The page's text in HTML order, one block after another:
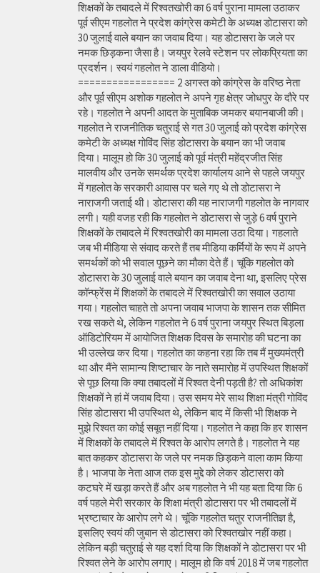
शिक्षकों के तबादले में रिश्वतखोरी का 6 वर्ष पुराना मामला उठाकर
पूर्व सीएम गहलोत ने प्रदेश कांग्रेस कमेटी के अध्यक्ष डोटासरा को
30 जुलाई वाले बयान का जवाब दिया। यह डोटासरा के जले पर
नमक छिड़कना जैसा है। जयपुर रेलवे स्टेशन पर लोकप्रियता का
प्रदर्शन। स्वयं गहलोत ने डाला वीडियो।
================= 2 अगस्त को कांग्रेस के वरिष्ठ नेता
और पूर्व सीएम अशोक गहलोत ने अपने गृह क्षेत्र जोधपुर के दौरे पर
रहे। गहलोत ने अपनी आदत के मुताबिक जमकर बयानबाजी की।
गहलोत ने राजनीतिक चतुराई से गत 30 जुलाई को प्रदेश कांग्रेस
कमेटी के अध्यक्ष गोविंद सिंह डोटासरा के बयान का भी जवाब
दिया। मालूम हो कि 30 जुलाई को पूर्व मंत्री महेंद्रजीत सिंह
मालवीय और उनके समर्थक प्रदेश कार्यालय आने से पहले जयपुर
में गहलोत के सरकारी आवास पर चले गए थे तो डोटासरा ने
नाराजगी जताई थी। डोटासरा की यह नाराजगी गहलोत के नागवार
लगी। यही वजह रही कि गहलोत ने डोटासरा से जुड़े 6 वर्ष पुराने
शिक्षकों के तबादले में रिश्वतखोरी का मामला उठा दिया। गहलाते
जब भी मीडिया से संवाद करते हैं तब मीडिया कर्मियों के रूप में अपने
समर्थकों को भी सवाल पूछने का मौका देते हैं। चूंकि गहलोत को
डोटासरा के 30 जुलाई वाले बयान का जवाब देना था, इसलिए प्रेस
कॉन्फ्रेंस में शिक्षकों के तबादले में रिश्वतखोरी का सवाल उठाया
गया। गहलोत चाहते तो अपना जवाब भाजपा के शासन तक सीमित
रख सकते थे, लेकिन गहलोत ने 6 वर्ष पुराना जयपुर स्थित बिड़ला
ऑडिटोरियम में आयोजित शिक्षक दिवस के समारोह की घटना का
भी उल्लेख कर दिया। गहलोत का कहना रहा कि तब मैं मुख्यमंत्री
था और मैंने सामान्य शिष्टाचार के नाते समारोह में उपस्थित शिक्षकों
से पूछ लिया कि क्या तबादलों में रिश्वत देनी पड़ती है? तो अधिकांश
शिक्षकों ने हां में जवाब दिया। उस समय मेरे साथ शिक्षा मंत्री गोविंद
सिंह डोटासरा भी उपस्थित थे, लेकिन बाद में किसी भी शिक्षक ने
मुझे रिश्वत का कोई सबूत नहीं दिया। गहलोत ने कहा कि हर शासन
में शिक्षकों के तबादले में रिश्वत के आरोप लगते है। गहलोत ने यह
बात कहकर डोटासरा के जले पर नमक छिड़कने वाला काम किया
है। भाजपा के नेता आज तक इस मुद्दे को लेकर डोटासरा को
कटघरे में खड़ा करते हैं और अब गहलोत ने भी यह बता दिया कि 6
वर्ष पहले मेरी सरकार के शिक्षा मंत्री डोटासरा पर भी तबादलों में
भ्रष्टाचार के आरोप लगे थे। चूंकि गहलोत चतुर राजनीतिज्ञ है,
इसलिए स्वयं की जुबान से डोटासरा को रिश्वतखोर नहीं कहा।
लेकिन बड़ी चतुराई से यह दर्शा दिया कि शिक्षकों ने डोटासरा पर भी
रिश्वत लेने के आरोप लगाए। मालूम हो कि वर्ष 2018 में जब गहलोत